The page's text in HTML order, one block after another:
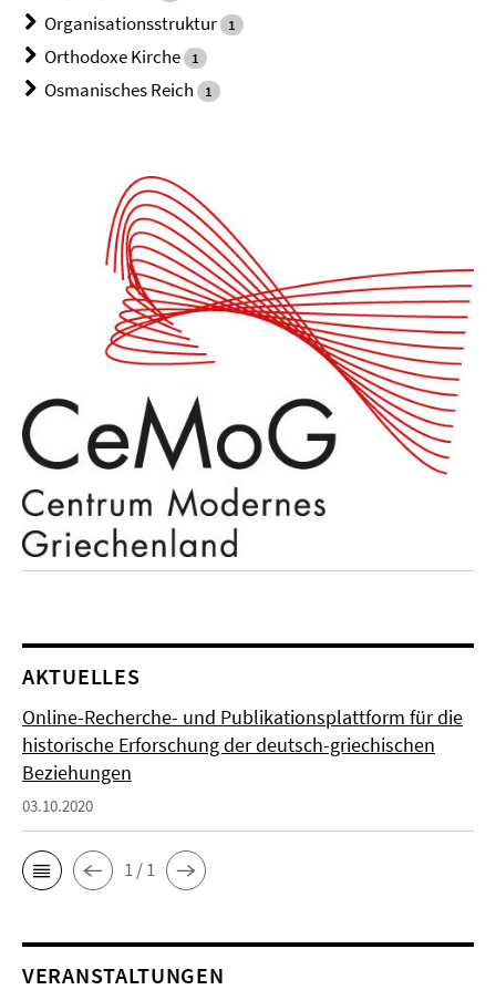
Organisationsstruktur 1
Orthodoxe Kirche 1
Osmanisches Reich 1
AKTUELLES
Online-Recherche- und Publikationsplattform für die
historische Erforschung der deutsch-griechischen
Beziehungen
03.10.2020
1 / 1
VERANSTALTUNGEN